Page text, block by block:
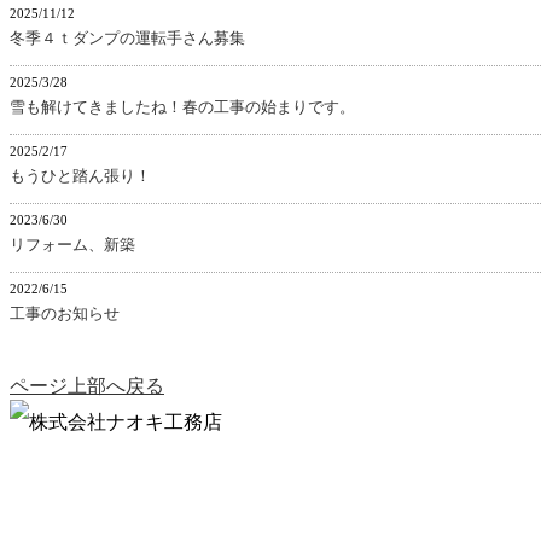
2025/11/12
冬季４ｔダンプの運転手さん募集
2025/3/28
雪も解けてきましたね！春の工事の始まりです。
2025/2/17
もうひと踏ん張り！
2023/6/30
リフォーム、新築
2022/6/15
工事のお知らせ
ページ上部へ戻る